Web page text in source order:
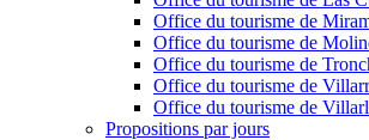
Office du tourisme de
Office du tourisme de
Office du tourisme de
Office du tourisme de
Office du tourisme de
Propositions par jours